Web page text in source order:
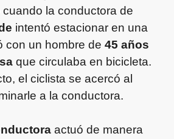
la conductora de
intentó estacionar en una
con un hombre de 45 años
que circulaba en bicicleta.
el ciclista se acercó al
a la conductora.
actuó de manera